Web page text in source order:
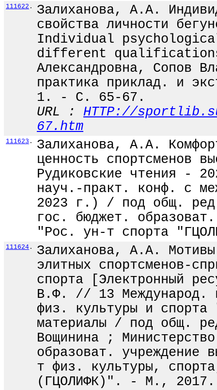
111622 .
Залиханова, А.А.
свойства личности
Individual
different qualifications
Александровна, Сопов
практика приклад. и
1. - С. 65-67.
URL : HTTP://
67.htm
111623 .
Залиханова, А.А.
ценность спортсменов
Рудиковские чтения -
науч.-практ. конф. с
2023 г.) / под общ.
гос. бюджет.
"Рос. ун-т спорта
111624 .
Залиханова, А.А. Мотивы
элитных спортсменов-
спорта [Электронный
В.Ф. // 13 Международ.
физ. культуры и спорта
материалы / под общ.
Вощинина ;
образоват.
т физ. культуры,
(ГЦОЛИФК)". - М.,